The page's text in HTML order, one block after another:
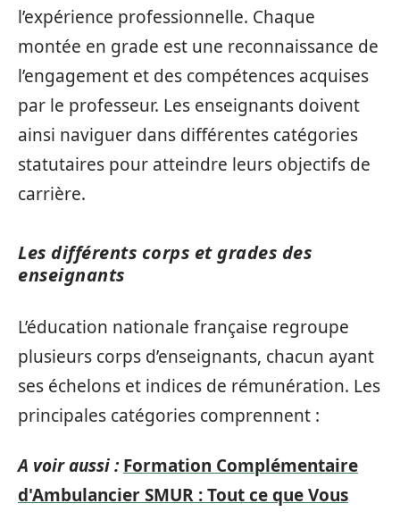
l’expérience professionnelle. Chaque
montée en grade est une reconnaissance de
l’engagement et des compétences acquises
par le professeur. Les enseignants doivent
ainsi naviguer dans différentes catégories
statutaires pour atteindre leurs objectifs de
carrière.
Les différents corps et grades des
enseignants
L’éducation nationale française regroupe
plusieurs corps d’enseignants, chacun ayant
ses échelons et indices de rémunération. Les
principales catégories comprennent :
A voir aussi : Formation Complémentaire
d'Ambulancier SMUR : Tout ce que Vous